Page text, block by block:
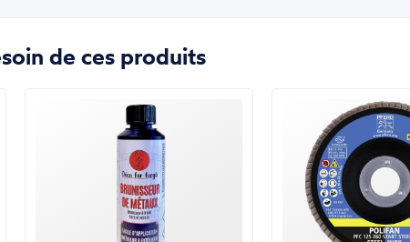
de ces produits